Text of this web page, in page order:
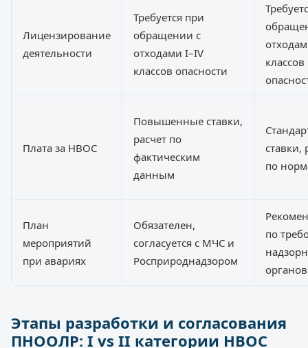
Лицензирование
деятельности
Требуется при
обращении с
отходами I–IV
классов опасности
классов
Плата за НВОС
Повышенные ставки,
расчет по
фактическим
данным
ставки,
по
План
мероприятий
при авариях
Обязателен,
согласуется с МЧС и
Росприроднадзором
по
органов
Этапы разработки и согласования
ПНООЛР: I vs II категории НВОС